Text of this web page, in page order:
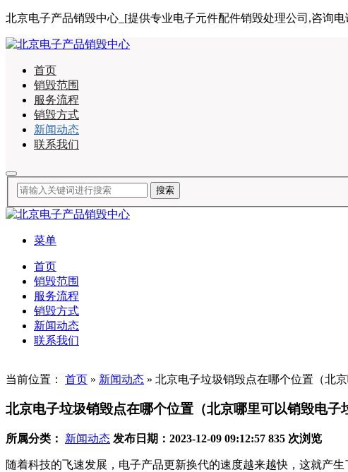
北京电子产品销毁中心_[提供专业电子元件配件销毁处理公司,咨询电
首页
销毁范围
服务流程
销毁方式
新闻动态
联系我们
菜单
首页
销毁范围
服务流程
销毁方式
新闻动态
联系我们
当前位置： 首页 » 新闻动态 » 北京电子垃圾销毁点在哪个位置（北
北京电子垃圾销毁点在哪个位置（北京哪里可以销毁电子
所属分类： 新闻动态 发布日期：2023-12-09 09:12:57 835 次浏览
随着科技的飞速发展，电子产品更新换代的速度越来越快，这就产